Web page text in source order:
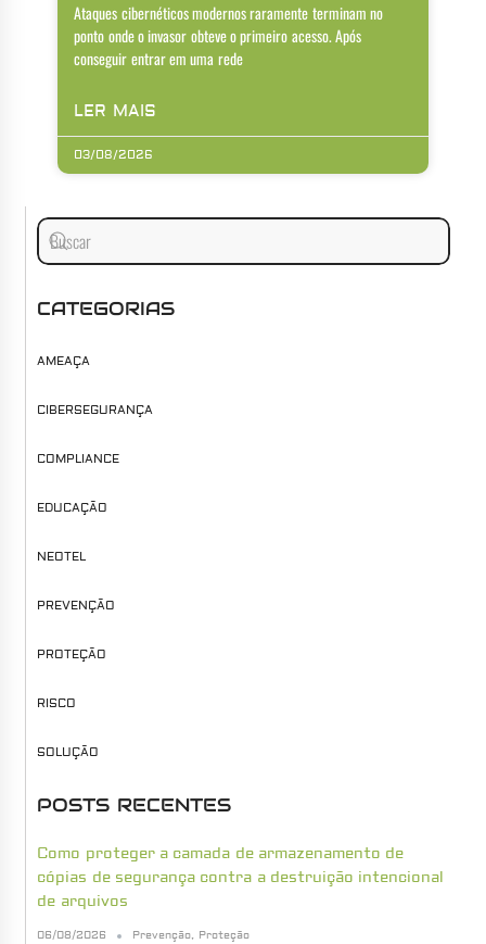
Ataques cibernéticos modernos raramente terminam no
ponto onde o invasor obteve o primeiro acesso. Após
conseguir entrar em uma rede
LER MAIS
03/08/2026
CATEGORIAS
AMEAÇA
CIBERSEGURANÇA
COMPLIANCE
EDUCAÇÃO
NEOTEL
PREVENÇÃO
PROTEÇÃO
RISCO
SOLUÇÃO
POSTS RECENTES
Como proteger a camada de armazenamento de
cópias de segurança contra a destruição intencional
de arquivos
06/08/2026 Prevenção, Proteção